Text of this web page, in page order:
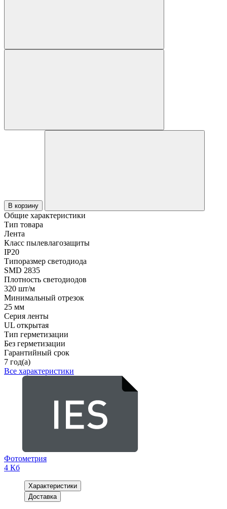
В корзину
Общие характеристики
Тип товара
Лента
Класс пылевлагозащиты
IP20
Типоразмер светодиода
SMD 2835
Плотность светодиодов
320 шт/м
Минимальный отрезок
25 мм
Серия ленты
UL открытая
Тип герметизации
Без герметизации
Гарантийный срок
7 год(а)
Все характеристики
Фотометрия
4 Кб
Характеристики
Доставка